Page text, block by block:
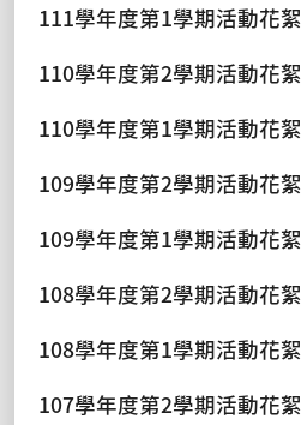
111學年度第1學期活動花絮
110學年度第2學期活動花絮
110學年度第1學期活動花絮
109學年度第2學期活動花絮
109學年度第1學期活動花絮
108學年度第2學期活動花絮
108學年度第1學期活動花絮
107學年度第2學期活動花絮